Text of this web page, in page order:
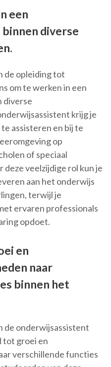
een
diverse
de opleiding tot
om te werken in een
diverse
krijg je
assisteren en bij te
op
of speciaal
veelzijdige rol kun je
aan het onderwijs
terwijl je
ervaren professionals
opdoet.
en
naar
binnen het
de onderwijsassistent
tot groei en
verschillende functies